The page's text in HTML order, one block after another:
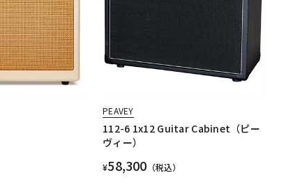
PEAVEY
112-6 1x12 Guitar Cabinet（ピー
ヴィー）
¥58,300 （税込）